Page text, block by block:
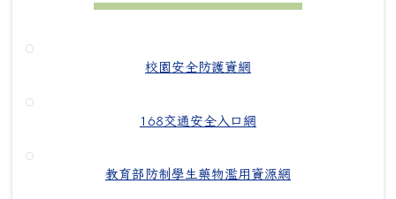
校園安全防護資網
168交通安全入口網
教育部防制學生藥物濫用資源網